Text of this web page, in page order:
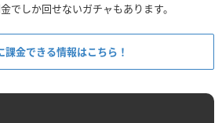
でしか回せないガチャもあります。
金できる情報はこちら！